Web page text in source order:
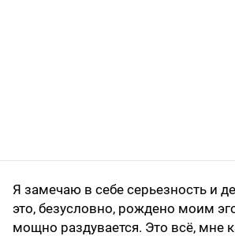
Я замечаю в себе серьезность и
это, безусловно, рождено моим
мощно раздувается. Это всё, мне